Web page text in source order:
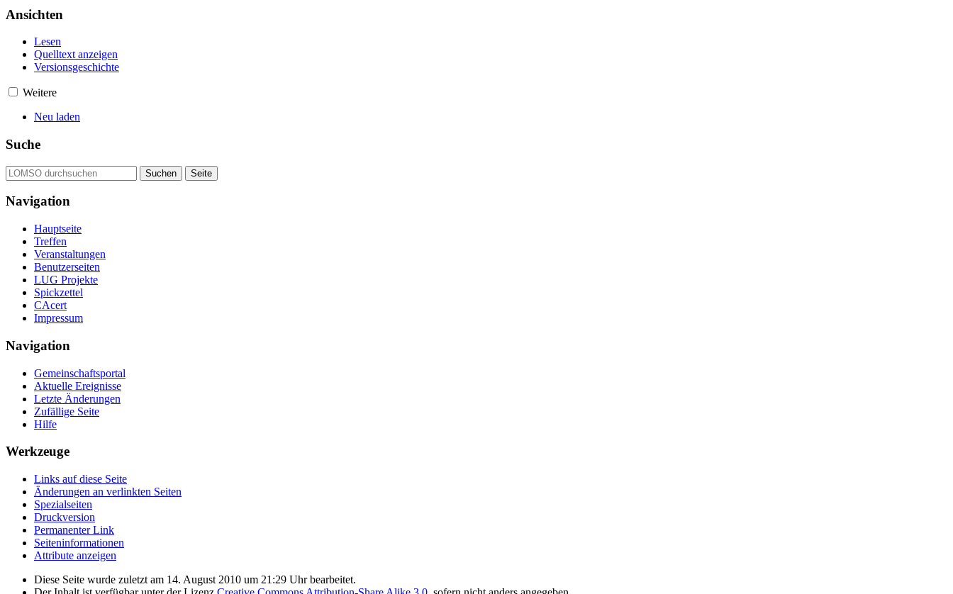
Ansichten
Lesen
Quelltext anzeigen
Versionsgeschichte
Weitere
Neu laden
Suche
Navigation
Hauptseite
Treffen
Veranstaltungen
Benutzerseiten
LUG Projekte
Spickzettel
CAcert
Impressum
Navigation
Gemeinschafts­portal
Aktuelle Ereignisse
Letzte Änderungen
Zufällige Seite
Hilfe
Werkzeuge
Links auf diese Seite
Änderungen an verlinkten Seiten
Spezialseiten
Druckversion
Permanenter Link
Seiten­­informationen
Attribute anzeigen
Diese Seite wurde zuletzt am 14. August 2010 um 21:29 Uhr bearbeitet.